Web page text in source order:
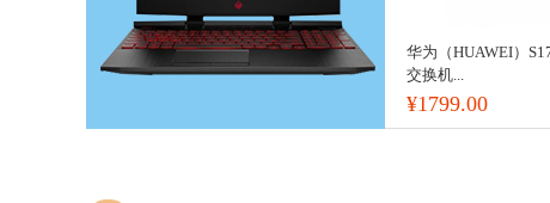
华为（HUAWEI）
交换机...
¥1799.00